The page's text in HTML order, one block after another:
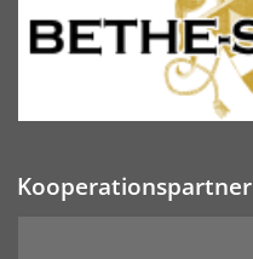
Kooperationspartner